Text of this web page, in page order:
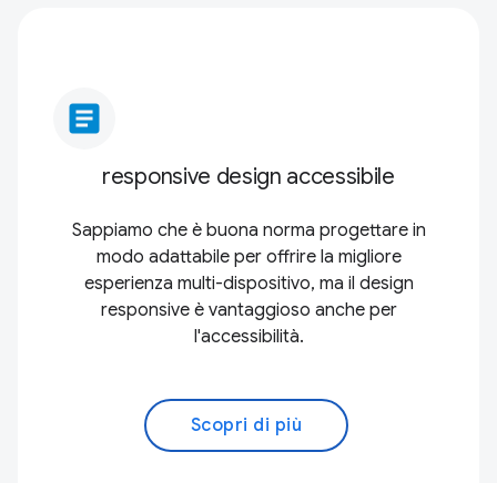
article
responsive design accessibile
Sappiamo che è buona norma progettare in
modo adattabile per offrire la migliore
esperienza multi-dispositivo, ma il design
responsive è vantaggioso anche per
l'accessibilità.
Scopri di più